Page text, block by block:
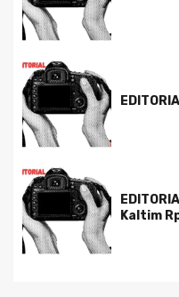
Kaltim